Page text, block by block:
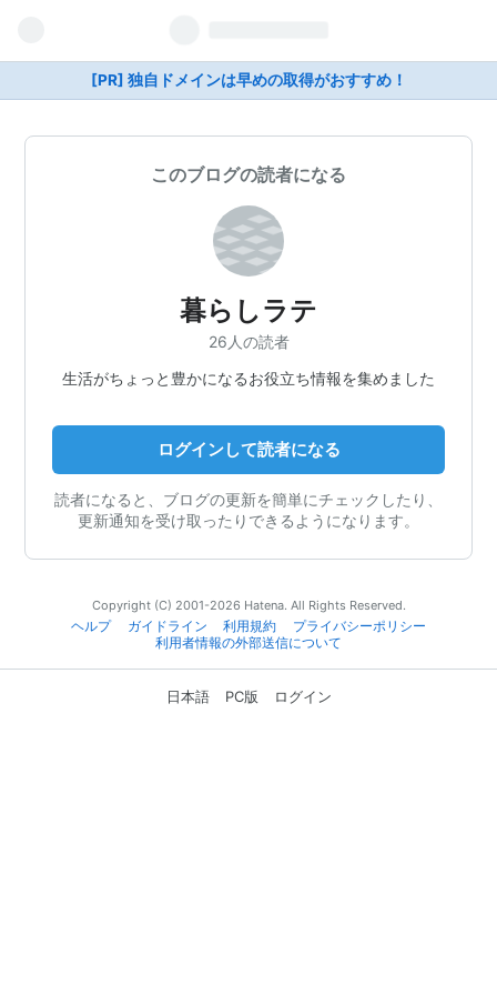
[PR] 独自ドメインは早めの取得がおすすめ！
このブログの読者になる
暮らしラテ
26人の読者
生活がちょっと豊かになるお役立ち情報を集めました
ログインして読者になる
読者になると、ブログの更新を簡単にチェックしたり、
更新通知を受け取ったりできるようになります。
Copyright (C) 2001-2026 Hatena. All Rights Reserved.
ヘルプ
ガイドライン 利用規約
プライバシーポリシー
利用者情報の外部送信について
日本語 PC版 ログイン